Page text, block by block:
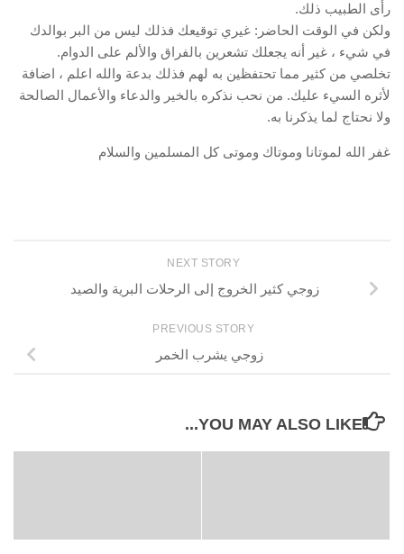
رأى الطبيب ذلك.
ولكن في الوقت الحاضر: غيري توقيعك فذلك ليس من البر بوالدك
في شيء ، غير أنه يجعلك تشعرين بالفراق والألم على الدوام.
تخلصي من كثير مما تحتفظين به لهم فذلك بدعة والله اعلم ، اضافة
لأثره السيء عليك. من نحب نذكره بالخير والدعاء والأعمال الصالحة
ولا نحتاج لما يذكرنا به.
غفر الله لموتانا وموتاك وموتى كل المسلمين والسلام
NEXT STORY
زوجي كثير الخروج إلى الرحلات البرية والصيد
PREVIOUS STORY
زوجي يشرب الخمر
YOU MAY ALSO LIKE...